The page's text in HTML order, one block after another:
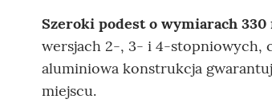
Szeroki podest o wymiarach 330
wersjach 2-, 3- i 4-stopniowych,
aluminiowa konstrukcja
miejscu.